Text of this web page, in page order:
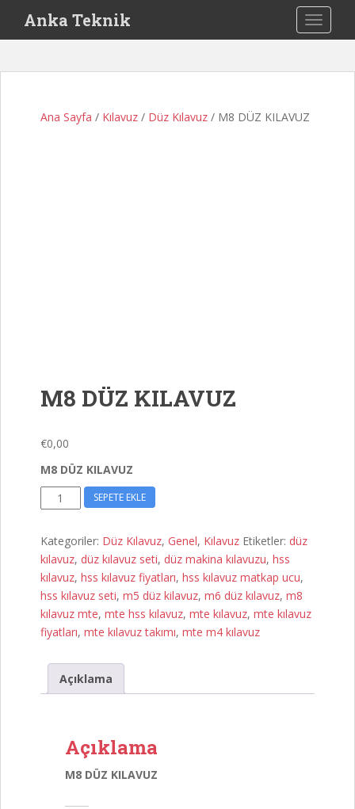
i
Anka Teknik
Ana Sayfa / Kılavuz / Düz Kılavuz / M8 DÜZ KILAVUZ
M8 DÜZ KILAVUZ
€0,00
M8 DÜZ KILAVUZ
DÜZ
adet
SEPETE EKLE
Kategoriler: Düz Kılavuz, Genel, Kılavuz Etiketler: düz
kılavuz, düz kılavuz seti, düz makina kılavuzu, hss
kılavuz, hss kılavuz fiyatları, hss kılavuz matkap ucu,
hss kılavuz seti, m5 düz kilavuz, m6 düz kılavuz, m8
kılavuz mte, mte hss kılavuz, mte kılavuz, mte kılavuz
fiyatları, mte kılavuz takımı, mte m4 kılavuz
Açıklama
Açıklama
M8 DÜZ KILAVUZ